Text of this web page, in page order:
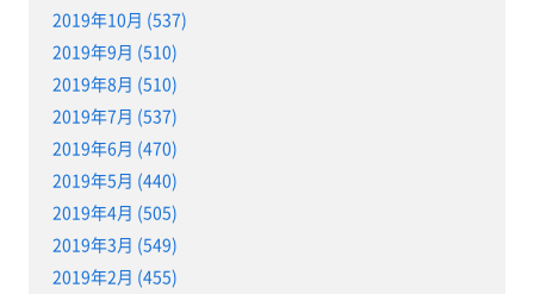
2019年10月 (537)
2019年9月 (510)
2019年8月 (510)
2019年7月 (537)
2019年6月 (470)
2019年5月 (440)
2019年4月 (505)
2019年3月 (549)
2019年2月 (455)